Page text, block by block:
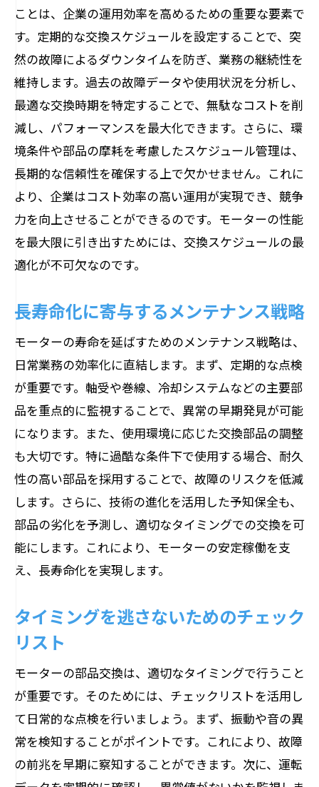
ことは、企業の運用効率を高めるための重要な要素で
す。定期的な交換スケジュールを設定することで、突
然の故障によるダウンタイムを防ぎ、業務の継続性を
維持します。過去の故障データや使用状況を分析し、
最適な交換時期を特定することで、無駄なコストを削
減し、パフォーマンスを最大化できます。さらに、環
境条件や部品の摩耗を考慮したスケジュール管理は、
長期的な信頼性を確保する上で欠かせません。これに
より、企業はコスト効率の高い運用が実現でき、競争
力を向上させることができるのです。モーターの性能
を最大限に引き出すためには、交換スケジュールの最
適化が不可欠なのです。
長寿命化に寄与するメンテナンス戦略
モーターの寿命を延ばすためのメンテナンス戦略は、
日常業務の効率化に直結します。まず、定期的な点検
が重要です。軸受や巻線、冷却システムなどの主要部
品を重点的に監視することで、異常の早期発見が可能
になります。また、使用環境に応じた交換部品の調整
も大切です。特に過酷な条件下で使用する場合、耐久
性の高い部品を採用することで、故障のリスクを低減
します。さらに、技術の進化を活用した予知保全も、
部品の劣化を予測し、適切なタイミングでの交換を可
能にします。これにより、モーターの安定稼働を支
え、長寿命化を実現します。
タイミングを逃さないためのチェック
リスト
モーターの部品交換は、適切なタイミングで行うこと
が重要です。そのためには、チェックリストを活用し
て日常的な点検を行いましょう。まず、振動や音の異
常を検知することがポイントです。これにより、故障
の前兆を早期に察知することができます。次に、運転